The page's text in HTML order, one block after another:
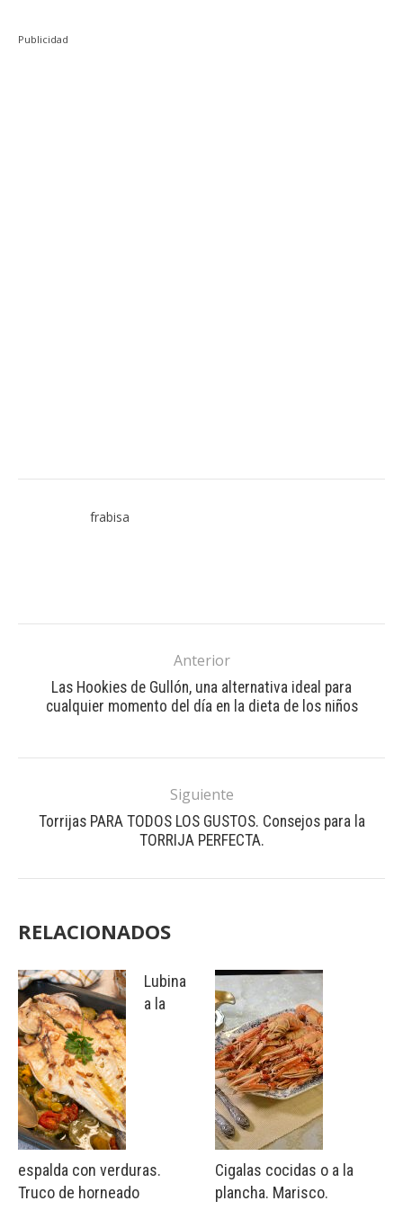
Publicidad
frabisa
Anterior
Las Hookies de Gullón, una alternativa ideal para
cualquier momento del día en la dieta de los niños
Siguiente
Torrijas PARA TODOS LOS GUSTOS. Consejos para la
TORRIJA PERFECTA.
RELACIONADOS
Lubina
a la
espalda con verduras.
Truco de horneado
Cigalas cocidas o a la
plancha. Marisco.